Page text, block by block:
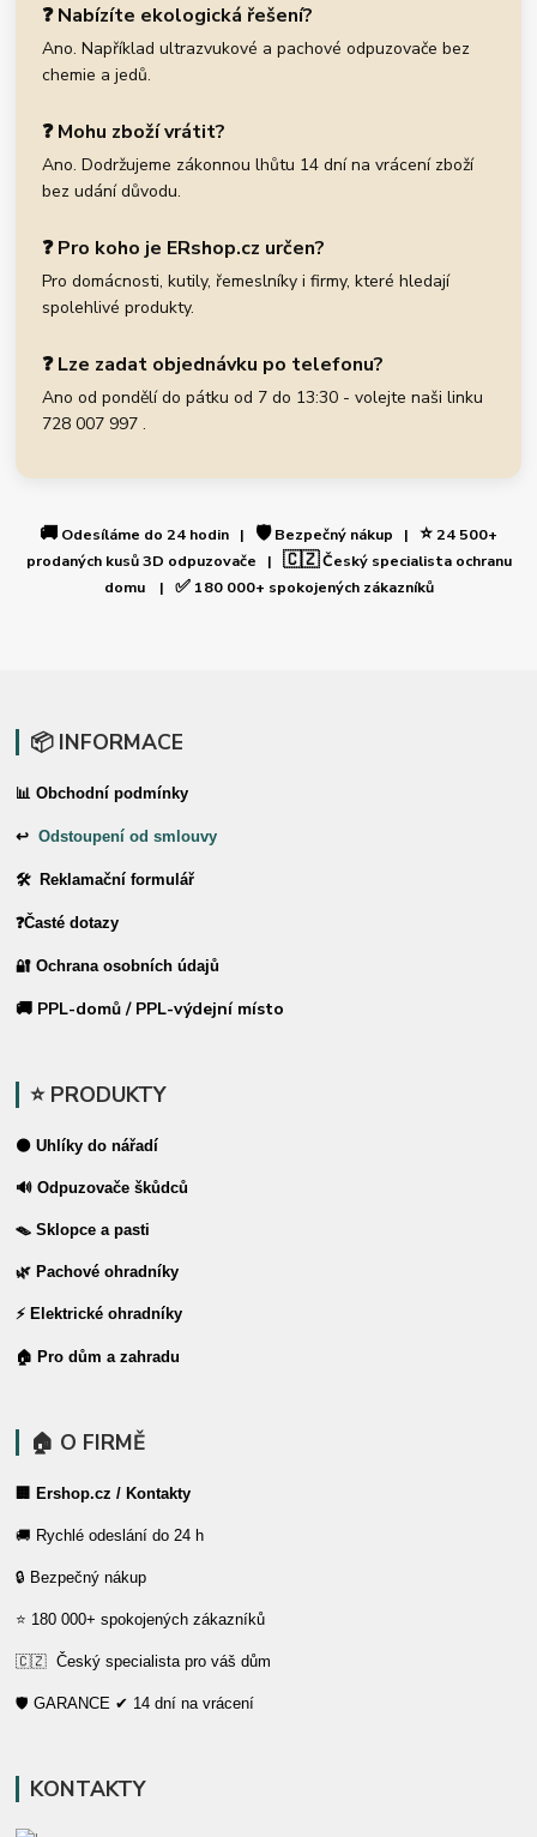
❓ Nabízíte ekologická řešení?
Ano. Například ultrazvukové a pachové odpuzovače bez
chemie a jedů.
❓ Mohu zboží vrátit?
Ano. Dodržujeme zákonnou lhůtu 14 dní na vrácení zboží
bez udání důvodu.
❓ Pro koho je ERshop.cz určen?
Pro domácnosti, kutily, řemeslníky i firmy, které hledají
spolehlivé produkty.
❓ Lze zadat objednávku po telefonu?
Ano od pondělí do pátku od 7 do 13:30 - volejte naši linku
728 007 997 .
🚚 Odesíláme do 24 hodin | 🛡️Bezpečný nákup | ⭐24 500+
prodaných kusů 3D odpuzovače | 🇨🇿Český specialista ochranu
domu | ✅180 000+ spokojených zákazníků
📦 INFORMACE
📊 Obchodní podmínky
↩Odstoupení od smlouvy
🛠 Reklamační formulář
❓Časté dotazy
🔐 Ochrana osobních údajů
🚚 PPL-domů / PPL-výdejní místo
⭐ PRODUKTY
⚫ Uhlíky do nářadí
🔊 Odpuzovače škůdců
🪤 Sklopce a pasti
🌿 Pachové ohradníky
⚡ Elektrické ohradníky
🏠 Pro dům a zahradu
🏠 O FIRMĚ
🏢 Ershop.cz / Kontakty
🚚 Rychlé odeslání do 24 h
🔒 Bezpečný nákup
⭐ 180 000+ spokojených zákazníků
🇨🇿 Český specialista pro váš dům
🛡️ GARANCE ✔ 14 dní na vrácení
KONTAKTY